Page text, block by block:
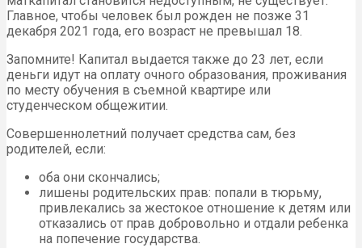
Главное, чтобы человек был рожден не позже 31
декабря 2021 года, его возраст не превышал 18.
Запомните! Капитал выдается также до 23 лет, если
деньги идут на оплату очного образования, проживания
по месту обучения в съемной квартире или
студенческом общежитии.
Совершеннолетний получает средства сам, без
родителей, если:
оба они скончались;
лишены родительских прав: попали в тюрьму,
привлекались за жестокое отношение к детям или
отказались от прав добровольно и отдали ребенка
на попечение государства.